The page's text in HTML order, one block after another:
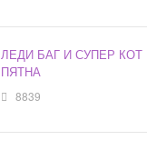
ЛЕДИ БАГ И СУПЕР
ПЯТНА
8839